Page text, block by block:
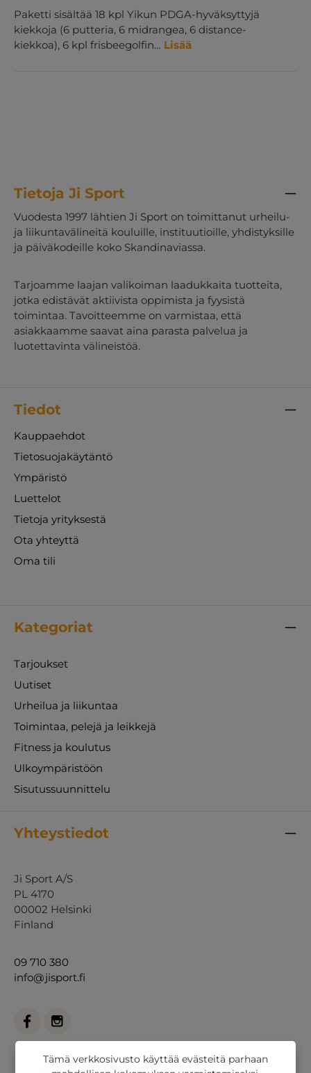
Paketti sisältää 18 kpl Yikun PDGA-hyväksyttyjä
kiekkoja (6 putteria, 6 midrangea, 6 distance-
kiekkoa), 6 kpl frisbeegolfin… Lisää
Tietoja Ji Sport
Vuodesta 1997 lähtien Ji Sport on toimittanut urheilu-
ja liikuntavälineitä kouluille, instituutioille, yhdistyksille
ja päiväkodeille koko Skandinaviassa.
Tarjoamme laajan valikoiman laadukkaita tuotteita,
jotka edistävät aktiivista oppimista ja fyysistä
toimintaa. Tavoitteemme on varmistaa, että
asiakkaamme saavat aina parasta palvelua ja
luotettavinta välineistöä.
Tiedot
Kauppaehdot
Tietosuojakäytäntö
Ympäristö
Luettelot
Tietoja yrityksestä
Ota yhteyttä
Oma tili
Kategoriat
Tarjoukset
Uutiset
Urheilua ja liikuntaa
Toimintaa, pelejä ja leikkejä
Fitness ja koulutus
Ulkoympäristöön
Sisutussuunnittelu
Yhteystiedot
Ji Sport A/S
PL 4170
00002 Helsinki
Finland
09 710 380
info@jisport.fi
Tämä verkkosivusto käyttää evästeitä parhaan